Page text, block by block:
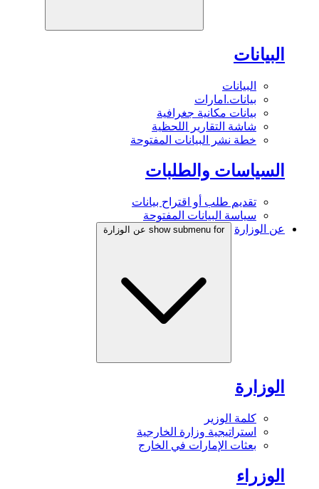
البيانات
البيانات
بيانات.امارات
بيانات مكانية جغرافية
شاشة التقارير اللحظية
خطة نشر البيانات المفتوحة
السياسات والطلبات
تقديم طلب أو اقتراح بيانات
سياسة البيانات المفتوحة
عن الوزارة
show submenu for عن الوزارة
الوزارة
كلمة الوزير
استراتيجية وزارة الخارجية
بعثات الإمارات في الخارج
الوزراء